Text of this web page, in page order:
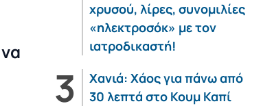
χρυσού, λίρες, συνομιλίες
«ηλεκτροσόκ» με τον
ιατροδικαστή!
Χανιά: Χάος για πάνω από
30 λεπτά στο Κουμ Καπί